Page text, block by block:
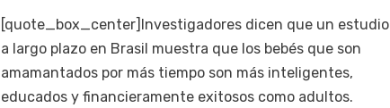
porEnrique
[quote_box_center]Investigadores dicen que un estudio
a largo plazo en Brasil muestra que los bebés que son
amamantados por más tiempo son más inteligentes,
educados y financieramente exitosos como adultos.